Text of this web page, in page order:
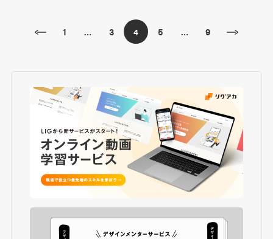
1 … 3 4 5 … 9